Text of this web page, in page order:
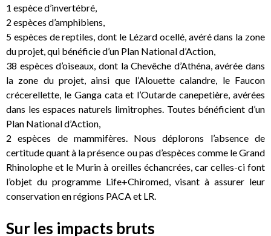
1 espèce d’invertébré,
2 espèces d’amphibiens,
5 espèces de reptiles, dont le Lézard ocellé, avéré dans la zone
du projet, qui bénéficie d’un Plan National d’Action,
38 espèces d’oiseaux, dont la Chevêche d’Athéna, avérée dans
la zone du projet, ainsi que l’Alouette calandre, le Faucon
crécerellette, le Ganga cata et l’Outarde canepetière, avérées
dans les espaces naturels limitrophes. Toutes bénéficient d’un
Plan National d’Action,
2 espèces de mammifères. Nous déplorons l’absence de
certitude quant à la présence ou pas d’espèces comme le Grand
Rhinolophe et le Murin à oreilles échancrées, car celles-ci font
l’objet du programme Life+Chiromed, visant à assurer leur
conservation en régions PACA et LR.
Sur les impacts bruts